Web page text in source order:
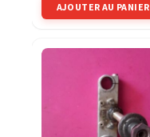
AJOUTER AU PANIER